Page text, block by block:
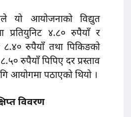
यो आयोजनाको विद्युत
प्रतियुनिट ४.८० रुपैयाँ र
८.४० रुपैयाँ तथा पिकिङको
रुपैयाँ पिपिए दर प्रस्ताव
आयोगमा पठाएको थियो ।
विवरण